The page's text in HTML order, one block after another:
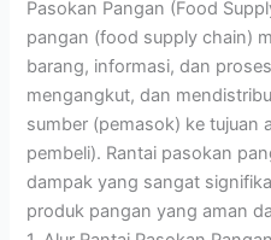
Pasokan Pangan (Food
pangan (food supply chain)
barang, informasi, dan
mengangkut, dan
sumber (pemasok) ke tujuan
pembeli). Rantai pasokan
dampak yang sangat
produk pangan yang aman
Pasokan
Pangan
(Food
Supply
Chain)